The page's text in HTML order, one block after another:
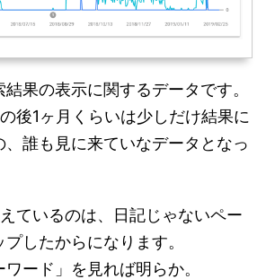
結果の表示に関するデータです。
後1ヶ月くらいは少しだけ結果に
誰も見に来ていなデータとなっ
ているのは、日記じゃないペー
したからになります。
ード」を見れば明らか。